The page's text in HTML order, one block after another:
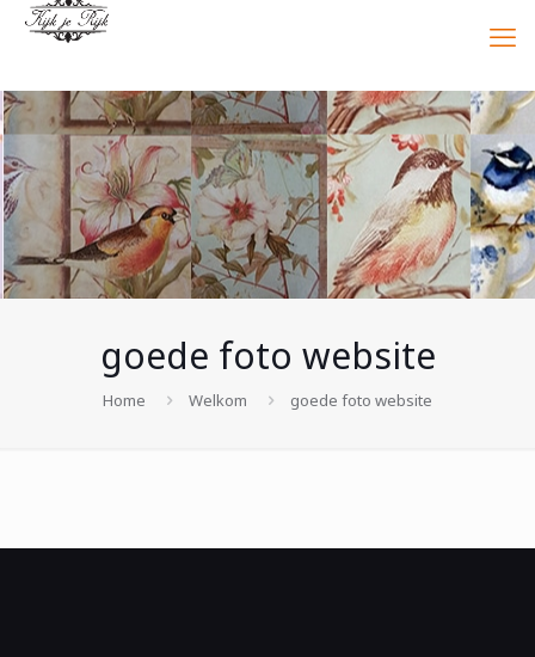
goede foto website
Home Welkom goede foto website